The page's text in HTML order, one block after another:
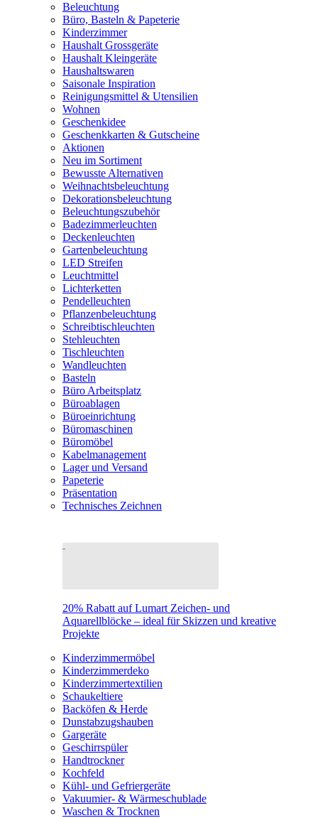
Beleuchtung
Büro, Basteln & Papeterie
Kinderzimmer
Haushalt Grossgeräte
Haushalt Kleingeräte
Haushaltswaren
Saisonale Inspiration
Reinigungsmittel & Utensilien
Wohnen
Geschenkidee
Geschenkkarten & Gutscheine
Aktionen
Neu im Sortiment
Bewusste Alternativen
Weihnachtsbeleuchtung
Dekorationsbeleuchtung
Beleuchtungszubehör
Badezimmerleuchten
Deckenleuchten
Gartenbeleuchtung
LED Streifen
Leuchtmittel
Lichterketten
Pendelleuchten
Pflanzenbeleuchtung
Schreibtischleuchten
Stehleuchten
Tischleuchten
Wandleuchten
Basteln
Büro Arbeitsplatz
Büroablagen
Büroeinrichtung
Büromaschinen
Büromöbel
Kabelmanagement
Lager und Versand
Papeterie
Präsentation
Technisches Zeichnen
20% Rabatt auf Lumart Zeichen- und
Aquarellblöcke – ideal für Skizzen und kreative
Projekte
Kinderzimmermöbel
Kinderzimmerdeko
Kinderzimmertextilien
Schaukeltiere
Backöfen & Herde
Dunstabzugshauben
Gargeräte
Geschirrspüler
Handtrockner
Kochfeld
Kühl- und Gefriergeräte
Vakuumier- & Wärmeschublade
Waschen & Trocknen